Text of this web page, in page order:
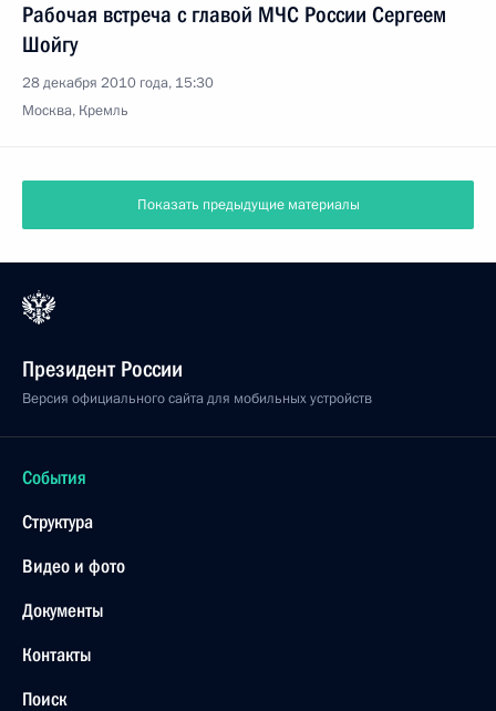
Рабочая встреча с главой МЧС России Сергеем
Шойгу
28 декабря 2010 года, 15:30
Москва, Кремль
Показать предыдущие материалы
Президент России
Версия официального сайта для мобильных устройств
События
Структура
Видео и фото
Документы
Контакты
Поиск